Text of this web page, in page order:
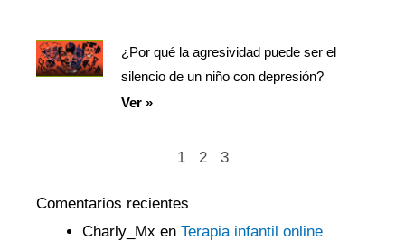
¿Por qué la agresividad puede ser el
silencio de un niño con depresión?
Ver »
1 2 3
Comentarios recientes
Charly_Mx en Terapia infantil online